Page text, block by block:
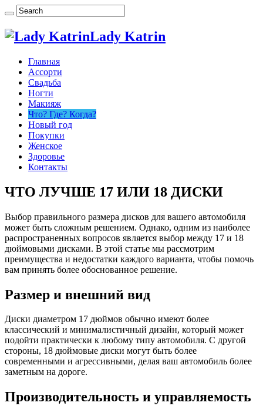
Lady Katrin
Главная
Ассорти
Свадьба
Ногти
Макияж
Что? Где? Когда?
Новый год
Покупки
Женское
Здоровье
Контакты
ЧТО ЛУЧШЕ 17 ИЛИ 18 ДИСКИ
Выбор правильного размера дисков для вашего автомобиля
может быть сложным решением. Однако, одним из наиболее
распространенных вопросов является выбор между 17 и 18
дюймовыми дисками. В этой статье мы рассмотрим
преимущества и недостатки каждого варианта, чтобы помочь
вам принять более обоснованное решение.
Размер и внешний вид
Диски диаметром 17 дюймов обычно имеют более
классический и минималистичный дизайн, который может
подойти практически к любому типу автомобиля. С другой
стороны, 18 дюймовые диски могут быть более
современными и агрессивными, делая ваш автомобиль более
заметным на дороге.
Производительность и управляемость